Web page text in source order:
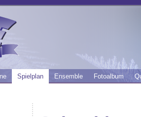
Spielplan Ensemble Fotoalbum